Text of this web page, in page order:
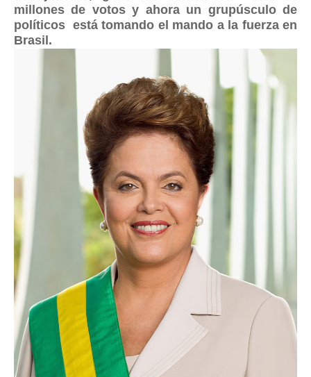
millones de votos y ahora un grupúsculo de
políticos está tomando el mando a la fuerza en
Brasil.